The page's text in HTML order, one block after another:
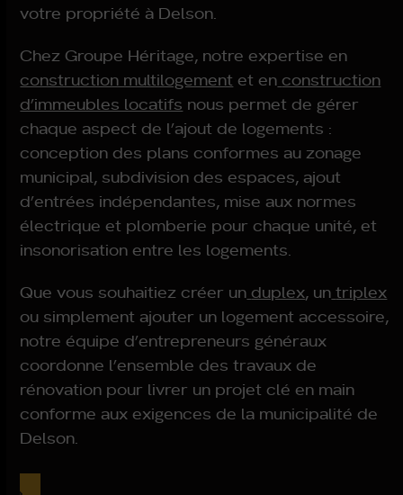
votre propriété à Delson.
Chez Groupe Héritage, notre expertise en
construction multilogement et en construction
d’immeubles locatifs nous permet de gérer
chaque aspect de l’ajout de logements :
conception des plans conformes au zonage
municipal, subdivision des espaces, ajout
d’entrées indépendantes, mise aux normes
électrique et plomberie pour chaque unité, et
insonorisation entre les logements.
Que vous souhaitiez créer un duplex, un triplex
ou simplement ajouter un logement accessoire,
notre équipe d’entrepreneurs généraux
coordonne l’ensemble des travaux de
rénovation pour livrer un projet clé en main
conforme aux exigences de la municipalité de
Delson.